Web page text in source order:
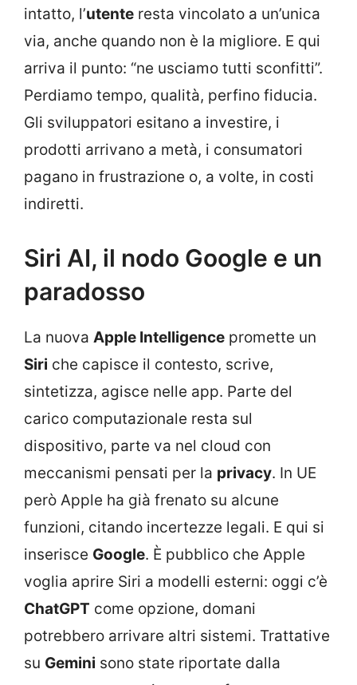
intatto, l’utente resta vincolato a un’unica
via, anche quando non è la migliore. E qui
arriva il punto: “ne usciamo tutti sconfitti”.
Perdiamo tempo, qualità, perfino fiducia.
Gli sviluppatori esitano a investire, i
prodotti arrivano a metà, i consumatori
pagano in frustrazione o, a volte, in costi
indiretti.
Siri AI, il nodo Google e un
paradosso
La nuova Apple Intelligence promette un
Siri che capisce il contesto, scrive,
sintetizza, agisce nelle app. Parte del
carico computazionale resta sul
dispositivo, parte va nel cloud con
meccanismi pensati per la privacy. In UE
però Apple ha già frenato su alcune
funzioni, citando incertezze legali. E qui si
inserisce Google. È pubblico che Apple
voglia aprire Siri a modelli esterni: oggi c’è
ChatGPT come opzione, domani
potrebbero arrivare altri sistemi. Trattative
su Gemini sono state riportate dalla